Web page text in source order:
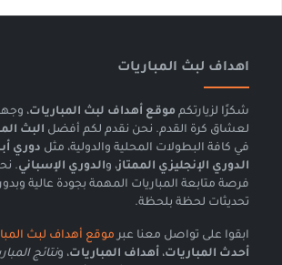
اهداف لبث المباريات
شكرًا لزيارتكم موقع أهداف لبث المباريات،
لعشاق كرة القدم. نحن نقدم لكم أفضل البث
في كافة البطولات المحلية والدولية، مثل دوري
الدوري الإنجليزي الممتاز، والدوري الإسباني.
فرصة متابعة المباريات المهمة بجودة عالية
تحديثات لحظة بلحظة.
ابقوا على تواصل معنا عبر موقع أهداف لبث
أحدث المباريات، أهداف المباريات، ونتائج